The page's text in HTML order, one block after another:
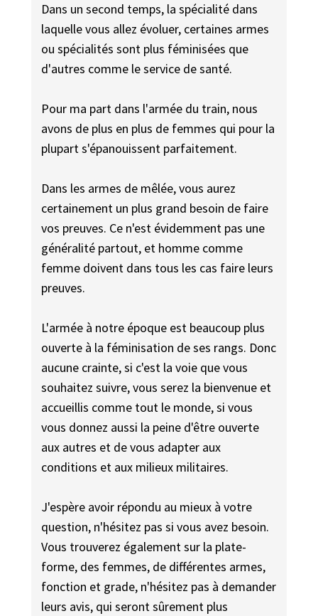
Dans un second temps, la spécialité dans
laquelle vous allez évoluer, certaines armes
ou spécialités sont plus féminisées que
d'autres comme le service de santé.
Pour ma part dans l'armée du train, nous
avons de plus en plus de femmes qui pour la
plupart s'épanouissent parfaitement.
Dans les armes de mêlée, vous aurez
certainement un plus grand besoin de faire
vos preuves. Ce n'est évidemment pas une
généralité partout, et homme comme
femme doivent dans tous les cas faire leurs
preuves.
L'armée à notre époque est beaucoup plus
ouverte à la féminisation de ses rangs. Donc
aucune crainte, si c'est la voie que vous
souhaitez suivre, vous serez la bienvenue et
accueillis comme tout le monde, si vous
vous donnez aussi la peine d'être ouverte
aux autres et de vous adapter aux
conditions et aux milieux militaires.
J'espère avoir répondu au mieux à votre
question, n'hésitez pas si vous avez besoin.
Vous trouverez également sur la plate-
forme, des femmes, de différentes armes,
fonction et grade, n'hésitez pas à demander
leurs avis, qui seront sûrement plus